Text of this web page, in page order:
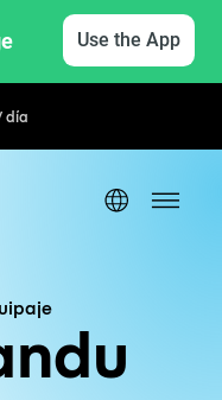
Use the App
día